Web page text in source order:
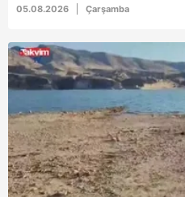
05.08.2026 Çarşamba